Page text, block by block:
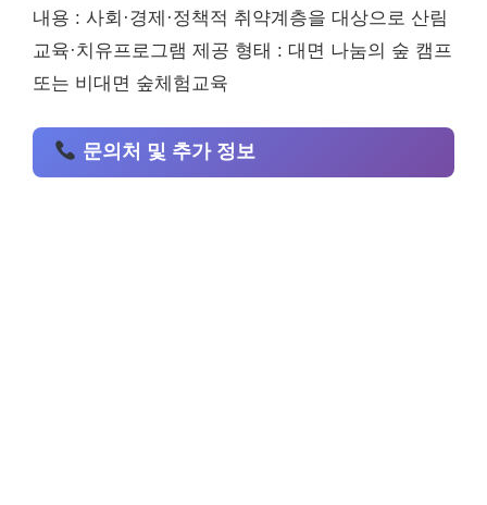
내용 : 사회·경제·정책적 취약계층을 대상으로 산림
교육·치유프로그램 제공 형태 : 대면 나눔의 숲 캠프
또는 비대면 숲체험교육
문의처 및 추가 정보